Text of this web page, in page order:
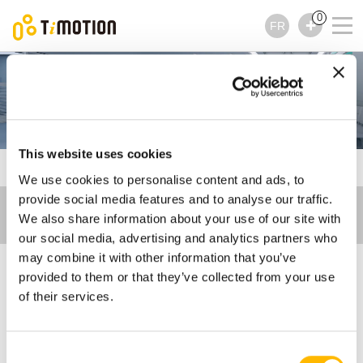
This website uses cookies
We use cookies to personalise content and ads, to
provide social media features and to analyse our traffic.
We also share information about your use of our site with
our social media, advertising and analytics partners who
may combine it with other information that you’ve
provided to them or that they’ve collected from your use
of their services.
FR
0
Care Motion
Vérins électriques pour
équipement médical